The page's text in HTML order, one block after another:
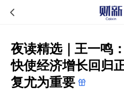
夜读精选｜王一鸣
快使经济增长回归
复尤为重要